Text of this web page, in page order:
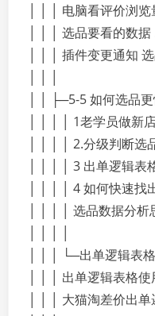
│ │ │ 电脑看评价浏
│ │ │ 选品要看的数
│ │ │ 插件变更通知
│ │ ├─5-5 如何选品
│ │ │ │ 1老学员做新
│ │ │ │ 2.分级判断
│ │ │ │ 3 出单逻辑
│ │ │ │ 4 如何快速
│ │ │ │ 选品数据分
│ │ │ └─出单逻辑表
│ │ │ 出单逻辑表格
│ │ │ 大猫淘差价出